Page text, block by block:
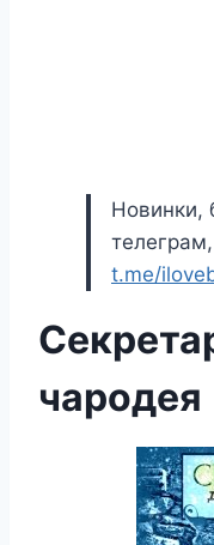
Новинки,
t.me/
чародея